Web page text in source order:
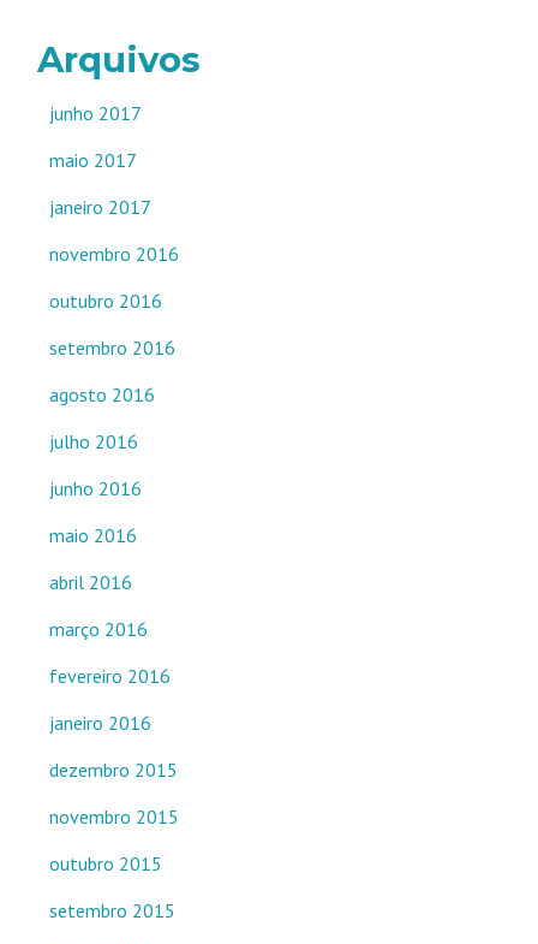
Arquivos
junho 2017
maio 2017
janeiro 2017
novembro 2016
outubro 2016
setembro 2016
agosto 2016
julho 2016
junho 2016
maio 2016
abril 2016
março 2016
fevereiro 2016
janeiro 2016
dezembro 2015
novembro 2015
outubro 2015
setembro 2015